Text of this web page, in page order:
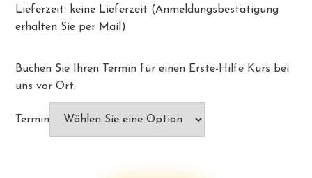
Lieferzeit: keine Lieferzeit (Anmeldungsbestätigung
erhalten Sie per Mail)
Buchen Sie Ihren Termin für einen Erste-Hilfe Kurs bei
uns vor Ort.
Termin